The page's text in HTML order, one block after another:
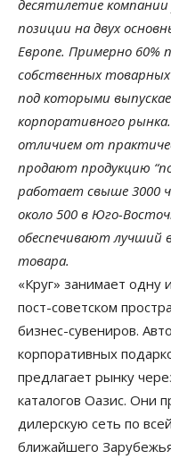
десятилетие
позиции на двух
Европе. Примерно 60%
собственных
под которыми
корпоративного
отличием от
продают продукцию
работает свыше 3000
около 500 в Юго-
обеспечивают лучший
товара.
«Круг» занимает
пост-советском
бизнес-сувениров.
корпоративных
предлагает рынку
каталогов Оазис. Они
дилерскую сеть по
ближайшего